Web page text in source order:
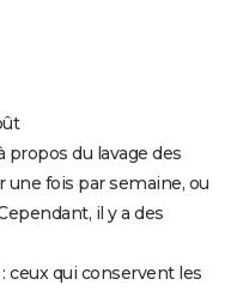
propos du lavage des
une fois par semaine, ou
il y a des
ceux qui conservent les